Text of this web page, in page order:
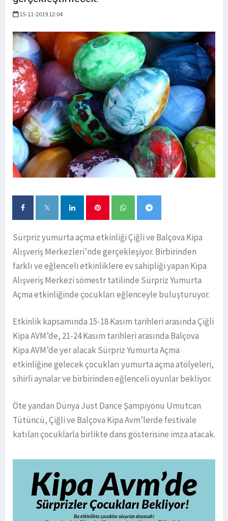
15-11-2019 12:04
Sürpriz yumurta açma etkinliği Çiğli ve Balçova Kipa
Alışveriş Merkezleri’nde gerçekleşiyor. Birbirinden
farklı ve eğlenceli etkinliklere ev sahipliği yapan Kipa
Alışveriş Merkezi sömestr tatilinde Sürpriz Yumurta
Açma etkinliğinde çocukları eğlenceyle buluşturuyor.
Etkinlik kapsamında 15-18 Kasım tarihleri arasında Çiğli
Kipa AVM’de, 21-24 Kasım tarihleri arasında Balçova
Kipa AVM’de yer alacak Sürpriz Yumurta Açma
etkinliğine gelecek çocukları yumurta açma atölyeleri,
sihirli aynalar ve birbirinden eğlenceli oyunlar bekliyor.
Öte yandan Dünya Just Dance Şampiyonu Umutcan
Tütüncü, Çiğli ve Balçova Kipa Avm’lerde festivale
katılan çocuklarla birlikte dans gösterisine imza atacak.